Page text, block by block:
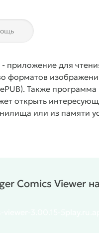
- приложение для
форматов
Также
открыть
или из памяти
Comics Viewer